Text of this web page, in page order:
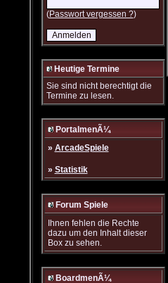
(Passwort vergessen ?)
Heutige Termine
Sie sind nicht berechtigt die
Termine zu lesen.
PortalmenÃ¼
» ArcadeSpiele
» Statistik
Forum Spiele
Ihnen fehlen die Rechte
dazu um den Inhalt dieser
Box zu sehen.
BoardmenÃ¼